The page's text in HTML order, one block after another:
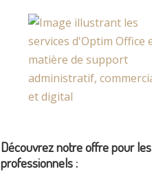
Découvrez notre offre pour les
professionnels :